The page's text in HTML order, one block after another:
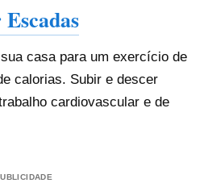
casa para um exercício de
calorias. Subir e descer
cardiovascular e de